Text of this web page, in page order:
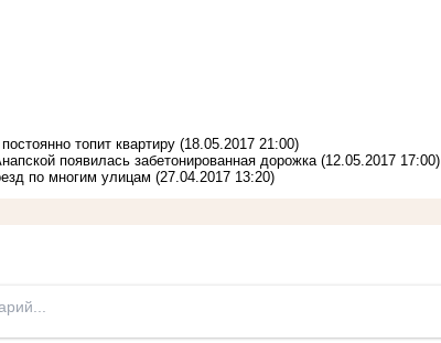
топит квартиру (18.05.2017 21:00)
появилась забетонированная дорожка (12.05.2017 17:00)
по многим улицам (27.04.2017 13:20)